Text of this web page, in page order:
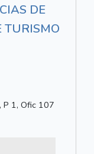
DE
TURISMO
P 1, Ofic 107